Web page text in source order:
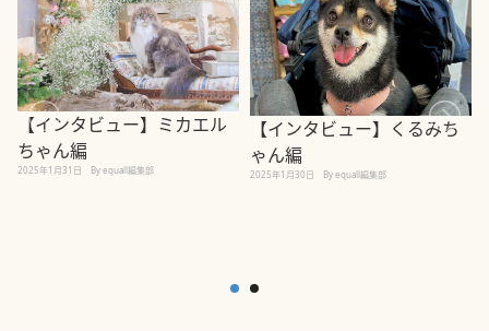
【インタビュー】ミカエル
ちゃん編
2025年1月31日 By equall編集部
【インタビュー】くるみち
ゃん編
2025年1月30日 By equall編集部